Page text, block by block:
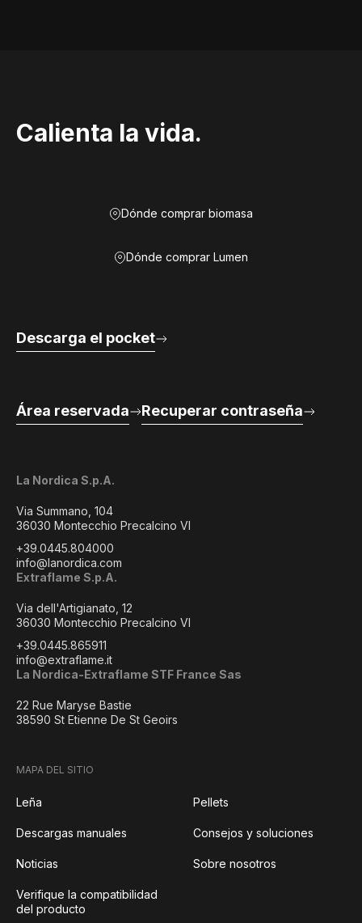
Calienta la vida.
Dónde comprar biomasa
Dónde comprar Lumen
La Nordica S.p.A.
Via Summano, 104
36030 Montecchio Precalcino VI
+39.0445.804000
info@lanordica.com
Extraflame S.p.A.
Via dell'Artigianato, 12
36030 Montecchio Precalcino VI
+39.0445.865911
info@extraflame.it
La Nordica-Extraflame STF France Sas
22 Rue Maryse Bastie
38590 St Etienne De St Geoirs
Descarga el pocket
Área reservada Recuperar contraseña
MAPA DEL SITIO
Leña Pellets
Descargas manuales Consejos y soluciones
Noticias Sobre nosotros
Verifique la compatibilidad
del producto